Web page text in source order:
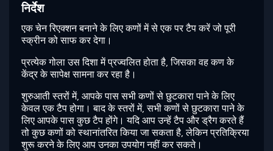
निर्देश
एक चेन रिएक्शन बनाने के लिए कणों में से एक पर टैप करें जो पूरी
स्क्रीन को साफ कर देगा।
प्रत्येक गोला उस दिशा में प्रज्वलित होता है, जिसका वह कण के
केंद्र के सापेक्ष सामना कर रहा है।
शुरुआती स्तरों में, आपके पास सभी कणों से छुटकारा पाने के लिए
केवल एक टैप होगा। बाद के स्तरों में, सभी कणों से छुटकारा पाने के
लिए आपके पास कुछ टैप होंगे। यदि आप उन्हें टैप और ड्रैग करते हैं
तो कुछ कणों को स्थानांतरित किया जा सकता है, लेकिन प्रतिक्रिया
शुरू करने के लिए आप उनका उपयोग नहीं कर सकते।